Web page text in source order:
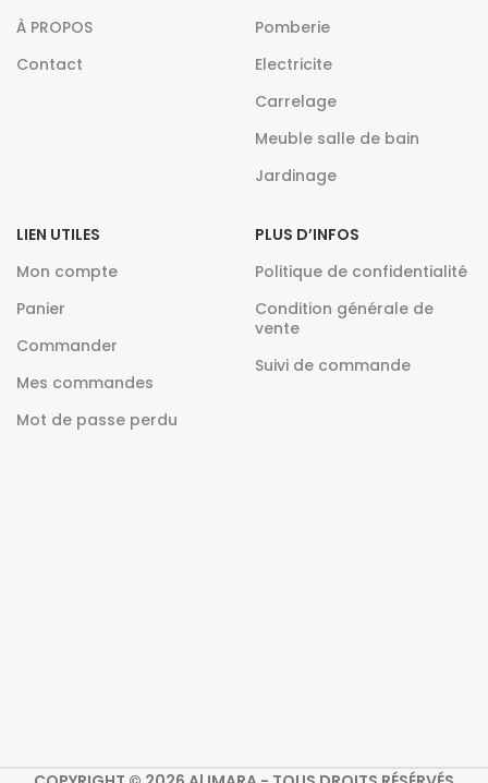
À PROPOS
Contact
Pomberie
Electricite
Carrelage
Meuble salle de bain
Jardinage
LIEN UTILES
Mon compte
Panier
Commander
Mes commandes
Mot de passe perdu
PLUS D’INFOS
Politique de confidentialité
Condition générale de
vente
Suivi de commande